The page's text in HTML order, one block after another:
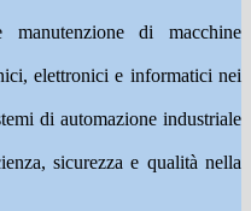
manutenzione di macchine
elettronici e informatici nei
di automazione industriale
sicurezza e qualità nella